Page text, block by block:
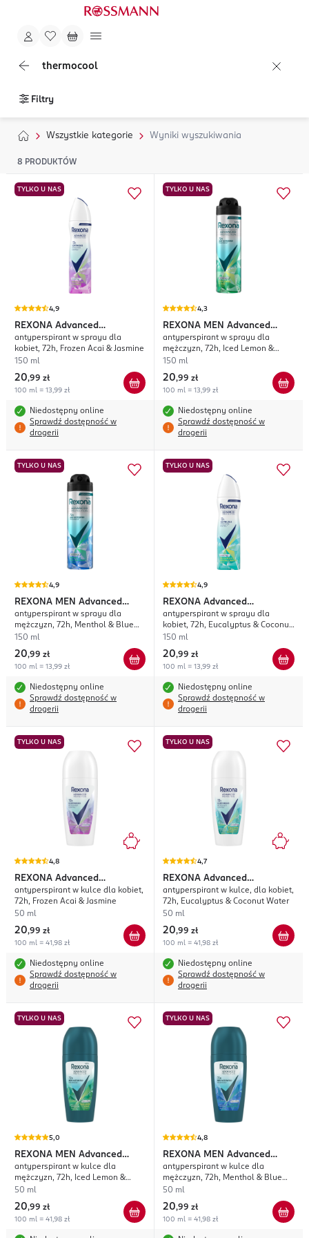
thermocool
Filtry
Wszystkie kategorie Wyniki wyszukiwania
8 PRODUKTÓW
TYLKO U NAS
4,9
REXONA Advanced
Protection Thermocool
antyperspirant w sprayu dla
kobiet, 72h, Frozen Acai & Jasmine
150 ml
20,99 zł
100 ml = 13,99 zł
Niedostępny online
Sprawdź dostępność w
drogerii
TYLKO U NAS
4,3
REXONA MEN Advanced
Protection Thermocool
antyperspirant w sprayu dla
mężczyzn, 72h, Iced Lemon &
Sage
150 ml
20,99 zł
100 ml = 13,99 zł
Niedostępny online
Sprawdź dostępność w
drogerii
TYLKO U NAS
4,9
REXONA MEN Advanced
Protection Thermocool
antyperspirant w sprayu dla
mężczyzn, 72h, Menthol & Blue
Lavender
150 ml
20,99 zł
100 ml = 13,99 zł
Niedostępny online
Sprawdź dostępność w
drogerii
TYLKO U NAS
4,9
REXONA Advanced
Protection Thermocool
antyperspirant w sprayu dla
kobiet, 72h, Eucalyptus & Coconut
Water
150 ml
20,99 zł
100 ml = 13,99 zł
Niedostępny online
Sprawdź dostępność w
drogerii
TYLKO U NAS
4,8
REXONA Advanced
Protection Thermocool
antyperspirant w kulce dla kobiet,
72h, Frozen Acai & Jasmine
50 ml
20,99 zł
100 ml = 41,98 zł
Niedostępny online
Sprawdź dostępność w
drogerii
TYLKO U NAS
4,7
REXONA Advanced
Protection Thermocool
antyperspirant w kulce, dla kobiet,
72h, Eucalyptus & Coconut Water
50 ml
20,99 zł
100 ml = 41,98 zł
Niedostępny online
Sprawdź dostępność w
drogerii
TYLKO U NAS
5,0
REXONA MEN Advanced
Protection Thermocool
antyperspirant w kulce dla
mężczyzn, 72h, Iced Lemon &
Sage
50 ml
20,99 zł
100 ml = 41,98 zł
TYLKO U NAS
4,8
REXONA MEN Advanced
Protection Thermocool
antyperspirant w kulce dla
mężczyzn, 72h, Menthol & Blue
Lavender
50 ml
20,99 zł
100 ml = 41,98 zł